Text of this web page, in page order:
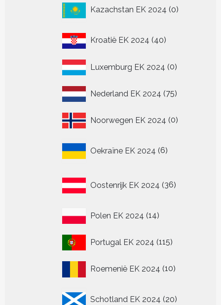
Kazachstan EK 2024 0
producten
Kroatië EK 2024 4040
Luxemburg EK 2024 00
Nederland EK 2024 7575
Noorwegen EK 2024 00
Oekraïne EK 2024 6
producten
Oostenrijk EK 2024 36
producten
Polen EK 2024 1414
Portugal EK 2024 115115
Roemenië EK 2024 1010
Schotland EK 2024 20